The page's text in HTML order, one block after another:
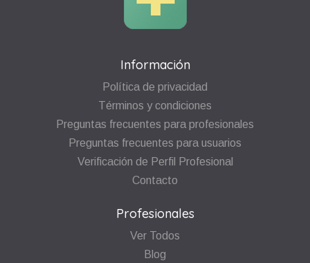
Información
Política de privacidad
Términos y condiciones
Preguntas frecuentes para profesionales
Preguntas frecuentes para usuarios
Verificación de Perfil Profesional
Contacto
Profesionales
Ver Todos
Blog